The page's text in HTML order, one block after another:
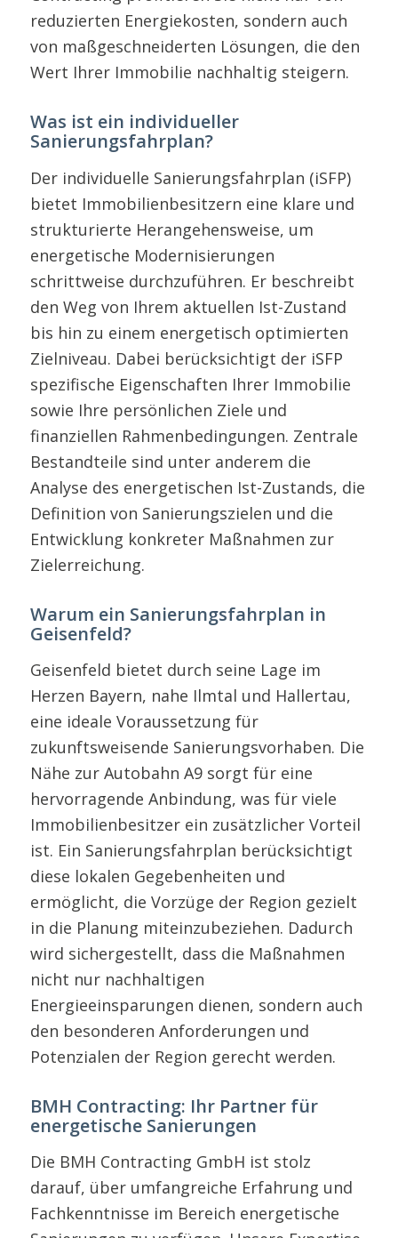
reduzierten Energiekosten, sondern auch
von maßgeschneiderten Lösungen, die den
Wert Ihrer Immobilie nachhaltig steigern.
Was ist ein individueller
Sanierungsfahrplan?
Der individuelle Sanierungsfahrplan (iSFP)
bietet Immobilienbesitzern eine klare und
strukturierte Herangehensweise, um
energetische Modernisierungen
schrittweise durchzuführen. Er beschreibt
den Weg von Ihrem aktuellen Ist-Zustand
bis hin zu einem energetisch optimierten
Zielniveau. Dabei berücksichtigt der iSFP
spezifische Eigenschaften Ihrer Immobilie
sowie Ihre persönlichen Ziele und
finanziellen Rahmenbedingungen. Zentrale
Bestandteile sind unter anderem die
Analyse des energetischen Ist-Zustands, die
Definition von Sanierungszielen und die
Entwicklung konkreter Maßnahmen zur
Zielerreichung.
Warum ein Sanierungsfahrplan in
Geisenfeld?
Geisenfeld bietet durch seine Lage im
Herzen Bayern, nahe Ilmtal und Hallertau,
eine ideale Voraussetzung für
zukunftsweisende Sanierungsvorhaben. Die
Nähe zur Autobahn A9 sorgt für eine
hervorragende Anbindung, was für viele
Immobilienbesitzer ein zusätzlicher Vorteil
ist. Ein Sanierungsfahrplan berücksichtigt
diese lokalen Gegebenheiten und
ermöglicht, die Vorzüge der Region gezielt
in die Planung miteinzubeziehen. Dadurch
wird sichergestellt, dass die Maßnahmen
nicht nur nachhaltigen
Energieeinsparungen dienen, sondern auch
den besonderen Anforderungen und
Potenzialen der Region gerecht werden.
BMH Contracting: Ihr Partner für
energetische Sanierungen
Die BMH Contracting GmbH ist stolz
darauf, über umfangreiche Erfahrung und
Fachkenntnisse im Bereich energetische